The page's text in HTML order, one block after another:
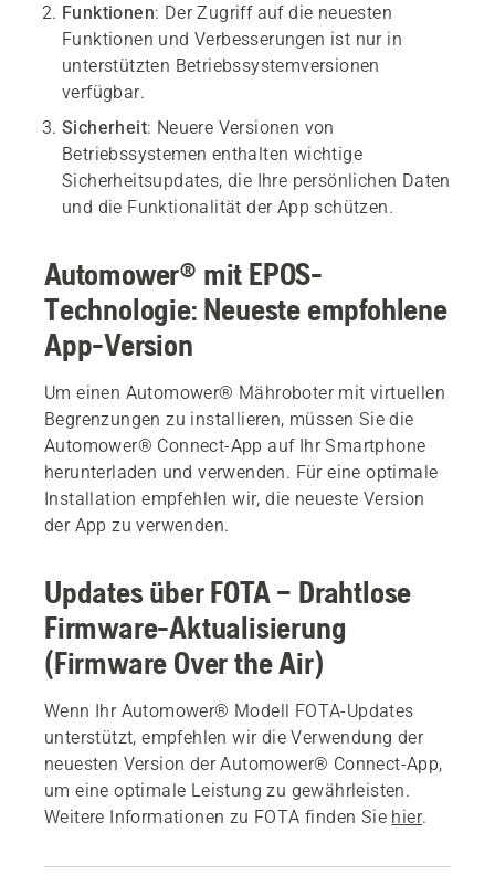
Funktionen: Der Zugriff auf die neuesten
Funktionen und Verbesserungen ist nur in
unterstützten Betriebssystemversionen
verfügbar.
Sicherheit: Neuere Versionen von
Betriebssystemen enthalten wichtige
Sicherheitsupdates, die Ihre persönlichen Daten
und die Funktionalität der App schützen.
Automower® mit EPOS-
Technologie: Neueste empfohlene
App-Version
Um einen Automower® Mähroboter mit virtuellen
Begrenzungen zu installieren, müssen Sie die
Automower® Connect-App auf Ihr Smartphone
herunterladen und verwenden. Für eine optimale
Installation empfehlen wir, die neueste Version
der App zu verwenden.
Updates über FOTA – Drahtlose
Firmware-Aktualisierung
(Firmware Over the Air)
Wenn Ihr Automower® Modell FOTA-Updates
unterstützt, empfehlen wir die Verwendung der
neuesten Version der Automower® Connect-App,
um eine optimale Leistung zu gewährleisten.
Weitere Informationen zu FOTA finden Sie hier.